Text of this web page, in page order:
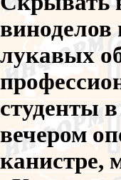
лукавых
студенты
вечером
канистре,